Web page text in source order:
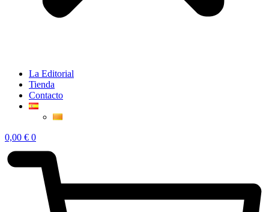
La Editorial
Tienda
Contacto
0,00 € 0